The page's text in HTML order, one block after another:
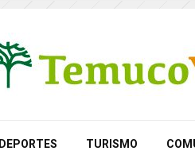
DEPORTES TURISMO